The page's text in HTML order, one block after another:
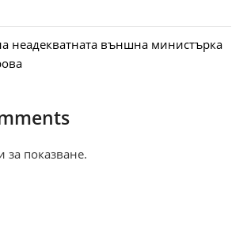
неадекватната външна министърка
за показване.